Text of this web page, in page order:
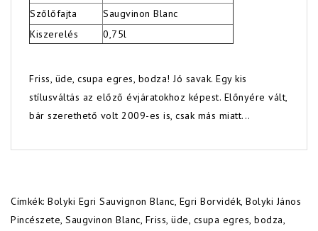
Szőlőfajta
Saugvinon Blanc
Kiszerelés
0,75l
Friss, üde, csupa egres, bodza! Jó savak. Egy kis
stílusváltás az előző évjáratokhoz képest. Előnyére vált,
bár szerethető volt 2009-es is, csak más miatt...
Címkék: Bolyki Egri Sauvignon Blanc, Egri Borvidék, Bolyki János
Pincészete, Saugvinon Blanc, Friss, üde, csupa egres, bodza,